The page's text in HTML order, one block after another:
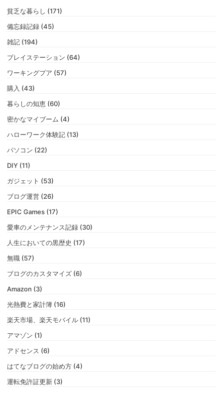
貧乏な暮らし (171)
備忘録記録 (45)
雑記 (194)
プレイステーション (64)
ワーキングプア (57)
購入 (43)
暮らしの知恵 (60)
密かなマイブーム (4)
ハローワーク体験記 (13)
パソコン (22)
DIY (11)
ガジェット (53)
ブログ運営 (26)
EPIC Games (17)
愛車のメンテナンス記録 (30)
人生においての黒歴史 (17)
無職 (57)
ブログのカスタマイズ (6)
Amazon (3)
光熱費と家計簿 (16)
楽天市場、楽天モバイル (11)
アマゾン (1)
アドセンス (6)
はてなブログの始め方 (4)
運転免許証更新 (3)